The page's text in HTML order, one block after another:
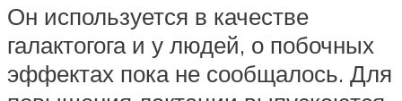
Он используется в качестве
галактогога и у людей, о побочных
эффектах пока не сообщалось. Для